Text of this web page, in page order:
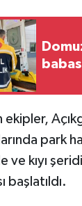
ekipler,
park
ve kıyı
başlatıldı.